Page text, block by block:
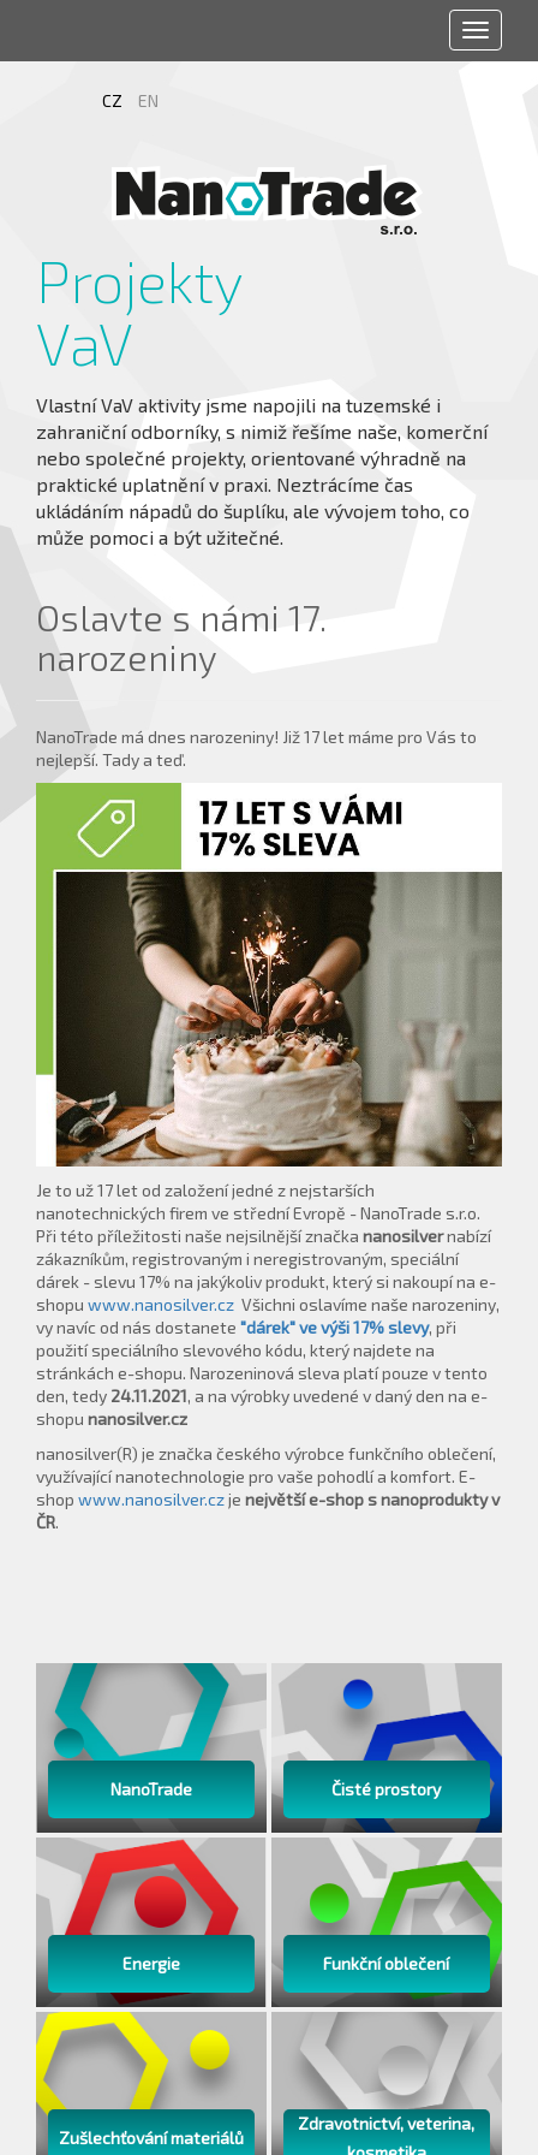
CZ EN
Projekty
VaV
Vlastní VaV aktivity jsme napojili na tuzemské i
zahraniční odborníky, s nimiž řešíme naše, komerční
nebo společné projekty, orientované výhradně na
praktické uplatnění v praxi. Neztrácíme čas
ukládáním nápadů do šuplíku, ale vývojem toho, co
může pomoci a být užitečné.
Oslavte s námi 17.
narozeniny
NanoTrade má dnes narozeniny! Již 17 let máme pro Vás to
nejlepší. Tady a teď.
Je to už 17 let od založení jedné z nejstarších
nanotechnických firem ve střední Evropě - NanoTrade s.r.o.
Při této příležitosti naše nejsilnější značka nanosilvernabízí
zákazníkům, registrovaným i neregistrovaným, speciální
dárek - slevu 17% na jakýkoliv produkt, který si nakoupí na e-
shopu www.nanosilver.cz Všichni oslavíme naše narozeniny,
vy navíc od nás dostanete "dárek" ve výši 17% slevy, při
použití speciálního slevového kódu, který najdete na
stránkách e-shopu. Narozeninová sleva platí pouze v tento
den, tedy 24.11.2021, a na výrobky uvedené v daný den na e-
shopu nanosilver.cz
nanosilver(R) je značka českého výrobce funkčního oblečení,
využívající nanotechnologie pro vaše pohodlí a komfort. E-
shop www.nanosilver.czje největší e-shop s nanoprodukty v
ČR.
NanoTrade Čisté prostory
Energie Funkční oblečení
Zušlechťování materiálů
Zdravotnictví, veterina,
Toggle